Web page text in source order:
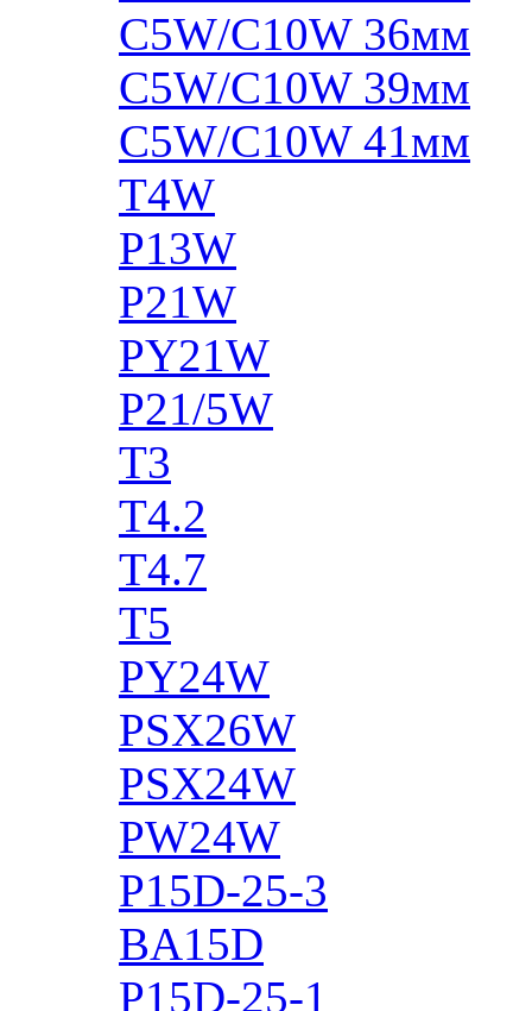
C5W/C10W 36мм
C5W/C10W 39мм
C5W/C10W 41мм
T4W
P13W
P21W
PY21W
P21/5W
T3
T4.2
T4.7
T5
PY24W
PSX26W
PSX24W
PW24W
P15D-25-3
BA15D
P15D-25-1